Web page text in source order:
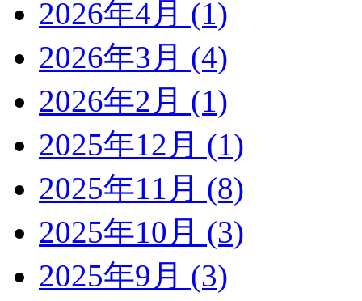
2026年4月 (1)
2026年3月 (4)
2026年2月 (1)
2025年12月 (1)
2025年11月 (8)
2025年10月 (3)
2025年9月 (3)